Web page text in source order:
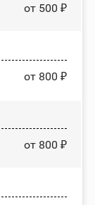
от 500 ₽
от 800 ₽
от 800 ₽